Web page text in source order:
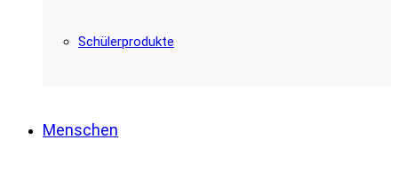
Schülerprodukte
Menschen